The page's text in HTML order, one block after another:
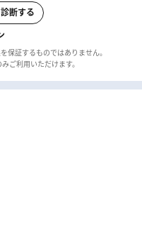
断する
保証するものではありません。